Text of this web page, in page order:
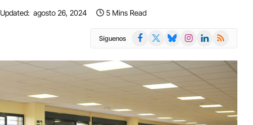
Updated: agosto 26, 2024 5 Mins Read
Síguenos Facebook BlueskyInstagramLinkedIn
RSS